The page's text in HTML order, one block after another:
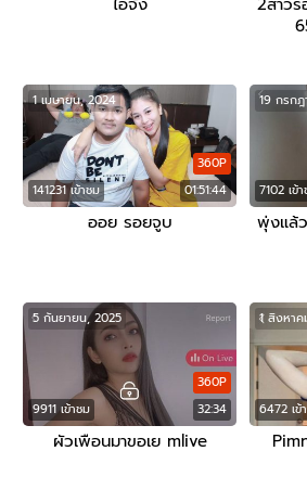
141231 เข้าชม 01:51:44
360P
1 เมษายน, 2024
ออย รอยจูบ
7102 เข้
19 กรก
พุ่งแล้
9911 เข้าชม 32:34
360P
5 กันยายน, 2025
ผัวเพือนมาขอเย mlive
6472 เข้
1 สิงหา